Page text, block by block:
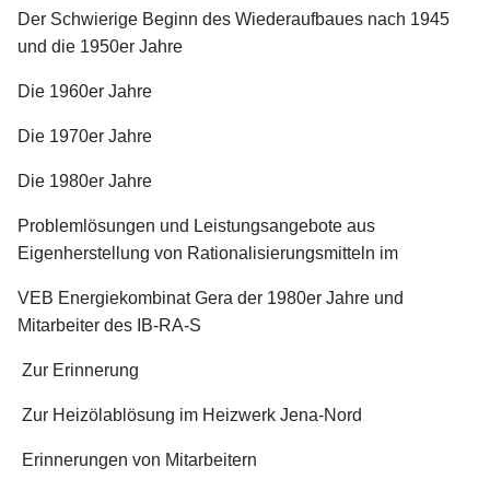
Der Schwierige Beginn des Wiederaufbaues nach 1945
und die 1950er Jahre
Die 1960er Jahre
Die 1970er Jahre
Die 1980er Jahre
Problemlösungen und Leistungsangebote aus
Eigenherstellung von Rationalisierungsmitteln im
VEB Energiekombinat Gera der 1980er Jahre und
Mitarbeiter des IB-RA-S
Zur Erinnerung
Zur Heizölablösung im Heizwerk Jena-Nord
Erinnerungen von Mitarbeitern